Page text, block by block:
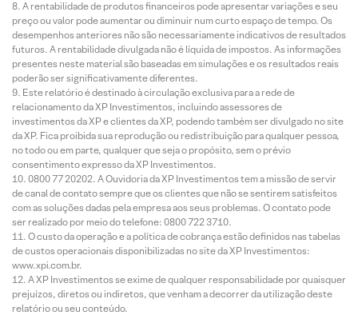
A rentabilidade de produtos financeiros pode apresentar variações e seu
preço ou valor pode aumentar ou diminuir num curto espaço de tempo. Os
desempenhos anteriores não são necessariamente indicativos de resultados
futuros. A rentabilidade divulgada não é líquida de impostos. As informações
presentes neste material são baseadas em simulações e os resultados reais
poderão ser significativamente diferentes.
Este relatório é destinado à circulação exclusiva para a rede de
relacionamento da XP Investimentos, incluindo assessores de
investimentos da XP e clientes da XP, podendo também ser divulgado no site
da XP. Fica proibida sua reprodução ou redistribuição para qualquer pessoa,
no todo ou em parte, qualquer que seja o propósito, sem o prévio
consentimento expresso da XP Investimentos.
0800 77 20202. A Ouvidoria da XP Investimentos tem a missão de servir
de canal de contato sempre que os clientes que não se sentirem satisfeitos
com as soluções dadas pela empresa aos seus problemas. O contato pode
ser realizado por meio do telefone: 0800 722 3710.
O custo da operação e a política de cobrança estão definidos nas tabelas
de custos operacionais disponibilizadas no site da XP Investimentos:
www.xpi.com.br.
A XP Investimentos se exime de qualquer responsabilidade por quaisquer
prejuízos, diretos ou indiretos, que venham a decorrer da utilização deste
relatório ou seu conteúdo.